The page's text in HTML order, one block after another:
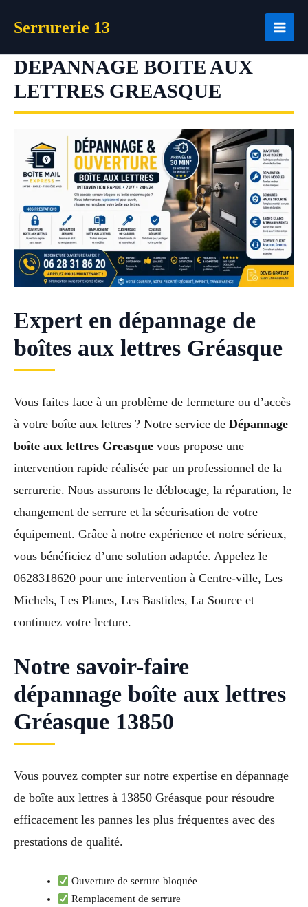
Serrurerie 13
DEPANNAGE BOITE AUX
LETTRES GREASQUE
Expert en dépannage de
boîtes aux lettres Gréasque
Vous faites face à un problème de fermeture ou d’accès
à votre boîte aux lettres ? Notre service de Dépannage
boîte aux lettres Greasque vous propose une
intervention rapide réalisée par un professionnel de la
serrurerie. Nous assurons le déblocage, la réparation, le
changement de serrure et la sécurisation de votre
équipement. Grâce à notre expérience et notre sérieux,
vous bénéficiez d’une solution adaptée. Appelez le
0628318620 pour une intervention à Centre-ville, Les
Michels, Les Planes, Les Bastides, La Source et
continuez votre lecture.
Notre savoir-faire
dépannage boîte aux lettres
Gréasque 13850
Vous pouvez compter sur notre expertise en dépannage
de boîte aux lettres à 13850 Gréasque pour résoudre
efficacement les pannes les plus fréquentes avec des
prestations de qualité.
Ouverture de serrure bloquée
Remplacement de serrure